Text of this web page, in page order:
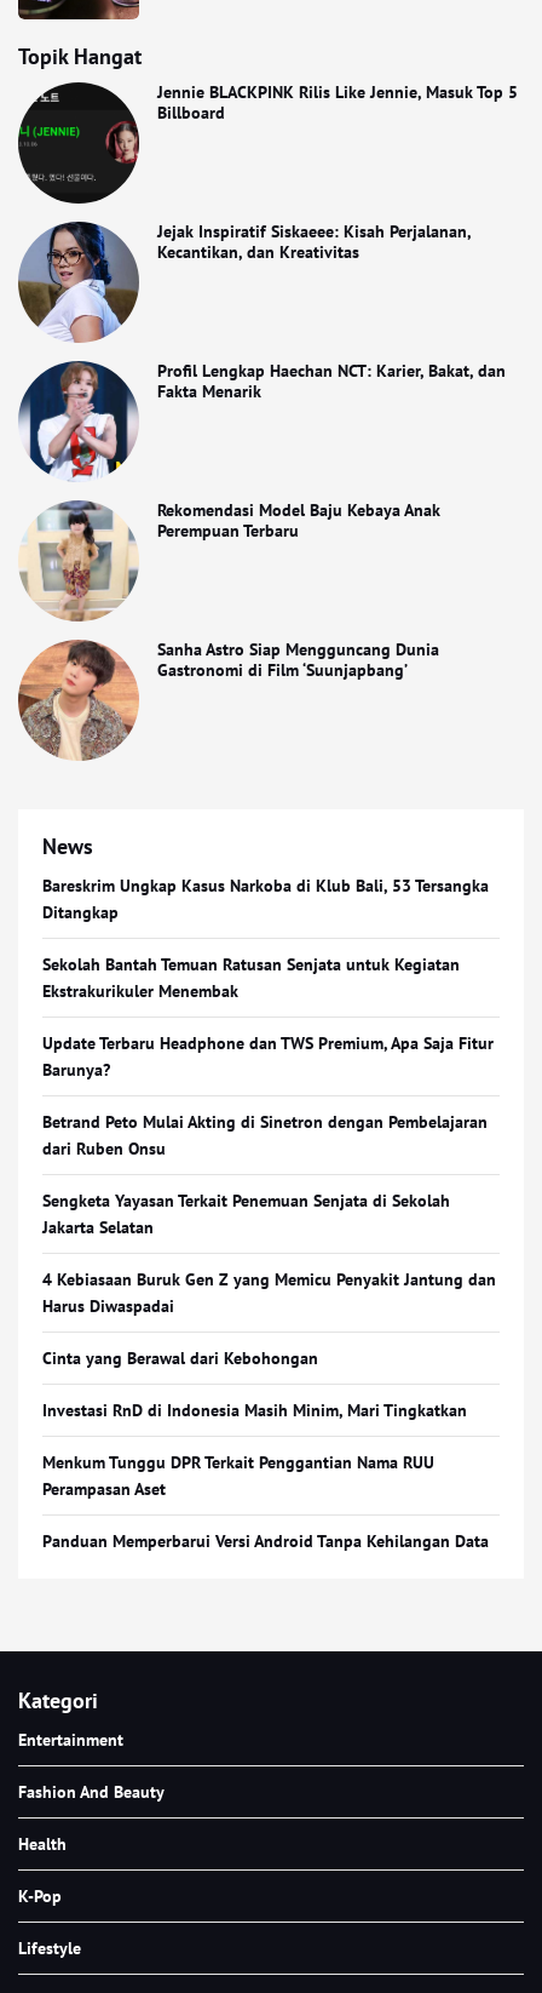
Topik Hangat
Jennie BLACKPINK Rilis Like Jennie, Masuk Top 5
Billboard
Jejak Inspiratif Siskaeee: Kisah Perjalanan,
Kecantikan, dan Kreativitas
Profil Lengkap Haechan NCT: Karier, Bakat, dan
Fakta Menarik
Rekomendasi Model Baju Kebaya Anak
Perempuan Terbaru
Sanha Astro Siap Mengguncang Dunia
Gastronomi di Film ‘Suunjapbang’
News
Bareskrim Ungkap Kasus Narkoba di Klub Bali, 53 Tersangka
Ditangkap
Sekolah Bantah Temuan Ratusan Senjata untuk Kegiatan
Ekstrakurikuler Menembak
Update Terbaru Headphone dan TWS Premium, Apa Saja Fitur
Barunya?
Betrand Peto Mulai Akting di Sinetron dengan Pembelajaran
dari Ruben Onsu
Sengketa Yayasan Terkait Penemuan Senjata di Sekolah
Jakarta Selatan
4 Kebiasaan Buruk Gen Z yang Memicu Penyakit Jantung dan
Harus Diwaspadai
Cinta yang Berawal dari Kebohongan
Investasi RnD di Indonesia Masih Minim, Mari Tingkatkan
Menkum Tunggu DPR Terkait Penggantian Nama RUU
Perampasan Aset
Panduan Memperbarui Versi Android Tanpa Kehilangan Data
Kategori
Entertainment
Fashion And Beauty
Health
K-Pop
Lifestyle